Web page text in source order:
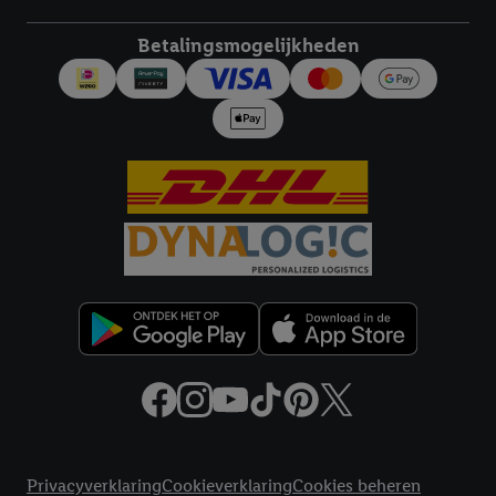
Betalingsmogelijkheden
PrivacyverklaringCookieverklaringCookies beheren
tonen. Voor dit doel kan jouw gehashte e-mailadres ook worden
samengevoegd met andere identifiers of met identifiers die
door Criteo S.A. aan jou zijn toegewezen.
Als je hiervoor toestemming geeft, dan kunnen retargeting
advertenties worden weergegeven voor producten waarin je
eerder interesse hebt getoond (bijvoorbeeld door het product
in een winkelmandje van een online winkel te plaatsen maar het
niet te kopen). De retargeting advertenties kunnen op
verschillende eindapparaten en binnen verschillende Lidl-
diensten worden weergegeven, als verschillende eindapparaten
met eventuele andere identifiers of met identifiers waarover
Criteo S.A. beschikt, aan jou kunnen worden toegewezen.
vergelijkbare technieken en met welke verwerkingsdoeleinden
je instemt. Verder kan je er meer informatie vinden over de
Door te klikken op "Weigeren", kies je voor de optie dat er enkel